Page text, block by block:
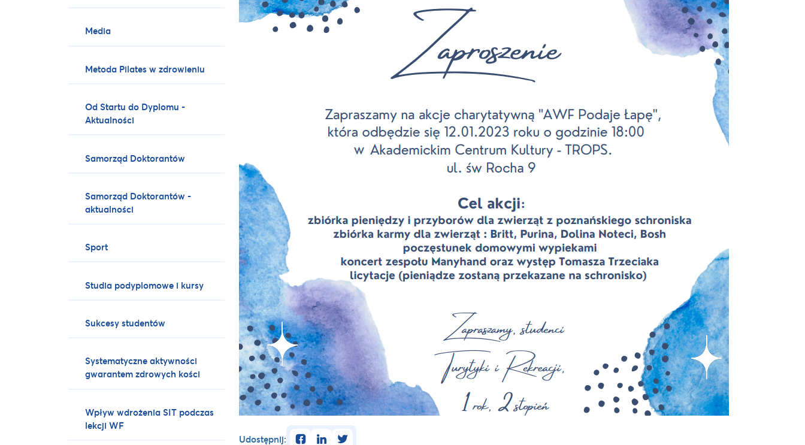
Media
Metoda Pilates w zdrowieniu
Od Startu do Dyplomu -
Aktualności
Samorząd Doktorantów
Samorząd Doktorantów -
aktualności
Sport
Studia podyplomowe i kursy
Sukcesy studentów
Systematyczne aktywności
gwarantem zdrowych kości
Wpływ wdrożenia SIT podczas
lekcji WF
Udostępnij: facebooklinkedintwitter